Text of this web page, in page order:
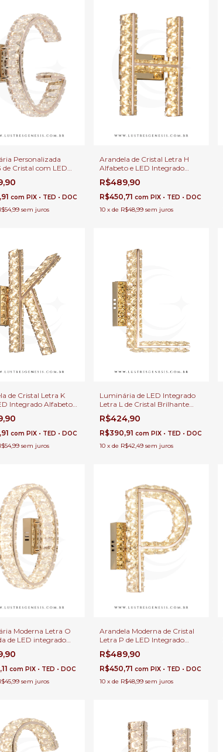
Personalizada
de Cristal com LED
Quartos Infantil,
de Cama e Sala de
com PIX • TED • DOC
sem juros
Arandela de Cristal Letra H
Alfabeto e LED Integrado
Decoração Quartos e
Cabeceira de Cama
R$489,90
R$450,71com PIX • TED • DOC
10 xde R$48,99 sem juros
de Cristal Letra K
Integrado Alfabeto
Corredor,
de Cama e Quartos
com PIX • TED • DOC
sem juros
Luminária de LED Integrado
Letra L de Cristal Brilhante
Para Parede e Decoração
Personalizada para
Apartamento
R$424,90
R$390,91com PIX • TED • DOC
10 xde R$42,49 sem juros
Moderna Letra O
de LED integrado
Decoração,
de Cama, Corredor
com PIX • TED • DOC
sem juros
Arandela Moderna de Cristal
Letra P de LED Integrado
Quente Para Cabeceira de
Cama e Decoração de Hall de
Entrada
R$489,90
R$450,71com PIX • TED • DOC
10 xde R$48,99 sem juros